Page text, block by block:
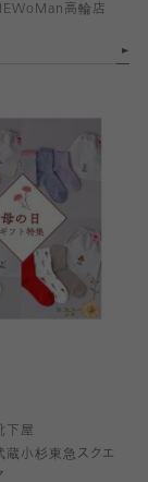
高輪店
下屋
蔵小杉東急スクエ